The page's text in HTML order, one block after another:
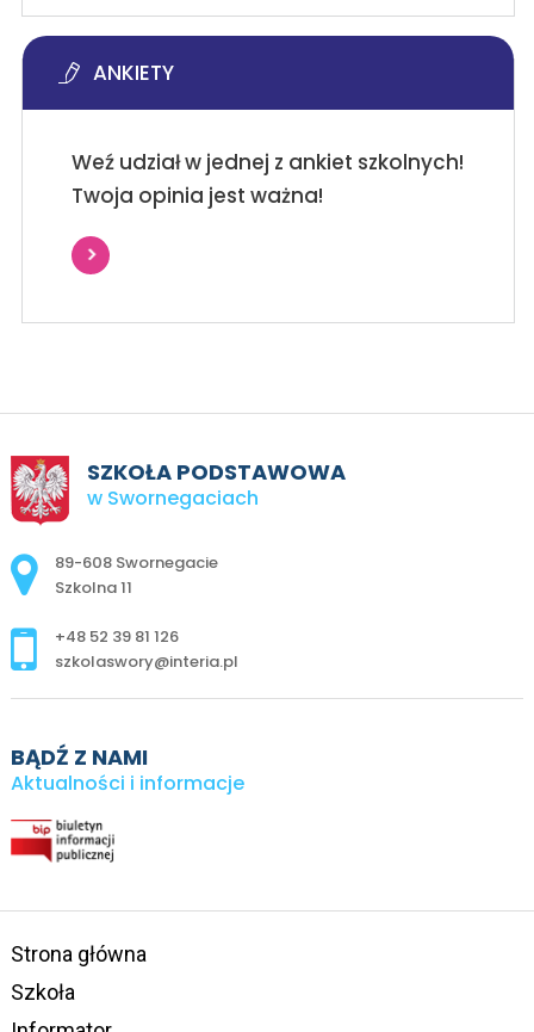
ANKIETY
Weź udział w jednej z ankiet szkolnych!
Twoja opinia jest ważna!
SZKOŁA PODSTAWOWA
w Swornegaciach
Adres pocztowy:
89-608 Swornegacie
Szkolna 11
+48 52 39 81 126
szkolaswory@interia.pl
BĄDŹ Z NAMI
Aktualności i informacje
Strona główna
Szkoła